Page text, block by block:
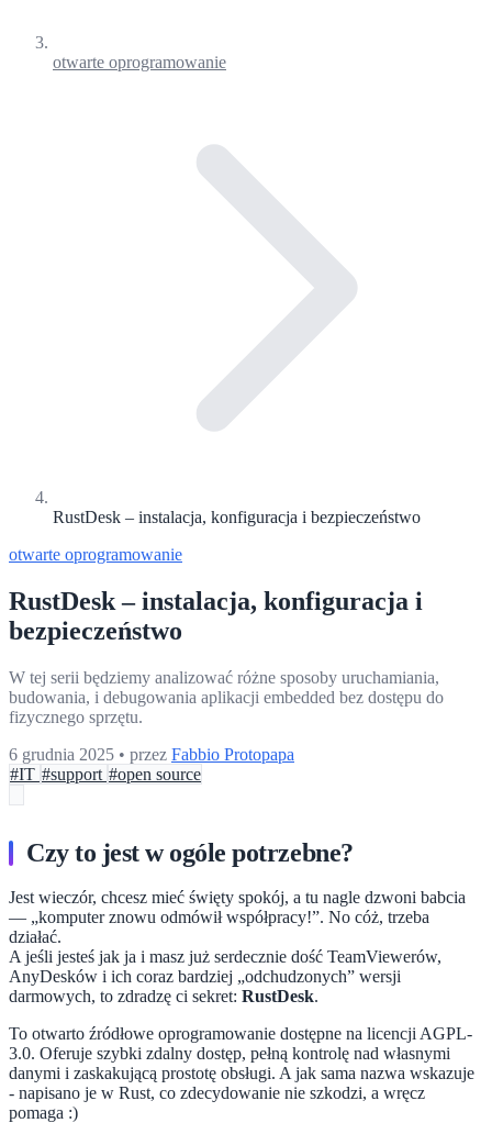
otwarte oprogramowanie
RustDesk – instalacja, konfiguracja i bezpieczeństwo
otwarte oprogramowanie
RustDesk – instalacja, konfiguracja i
bezpieczeństwo
W tej serii będziemy analizować różne sposoby uruchamiania,
budowania, i debugowania aplikacji embedded bez dostępu do
fizycznego sprzętu.
6 grudnia 2025 • przez Fabbio Protopapa
#IT #support #open source
Czy to jest w ogóle potrzebne?
Jest wieczór, chcesz mieć święty spokój, a tu nagle dzwoni babcia
— „komputer znowu odmówił współpracy!”. No cóż, trzeba
działać.
A jeśli jesteś jak ja i masz już serdecznie dość TeamViewerów,
AnyDesków i ich coraz bardziej „odchudzonych” wersji
darmowych, to zdradzę ci sekret: RustDesk.
To otwarto źródłowe oprogramowanie dostępne na licencji AGPL-
3.0. Oferuje szybki zdalny dostęp, pełną kontrolę nad własnymi
danymi i zaskakującą prostotę obsługi. A jak sama nazwa wskazuje
- napisano je w Rust, co zdecydowanie nie szkodzi, a wręcz
pomaga :)